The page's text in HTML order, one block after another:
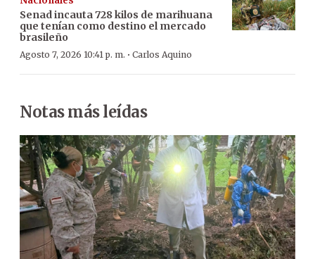
Senad incauta 728 kilos de marihuana
que tenían como destino el mercado
brasileño
Agosto 7, 2026 10:41 p. m. · Carlos Aquino
Notas más leídas